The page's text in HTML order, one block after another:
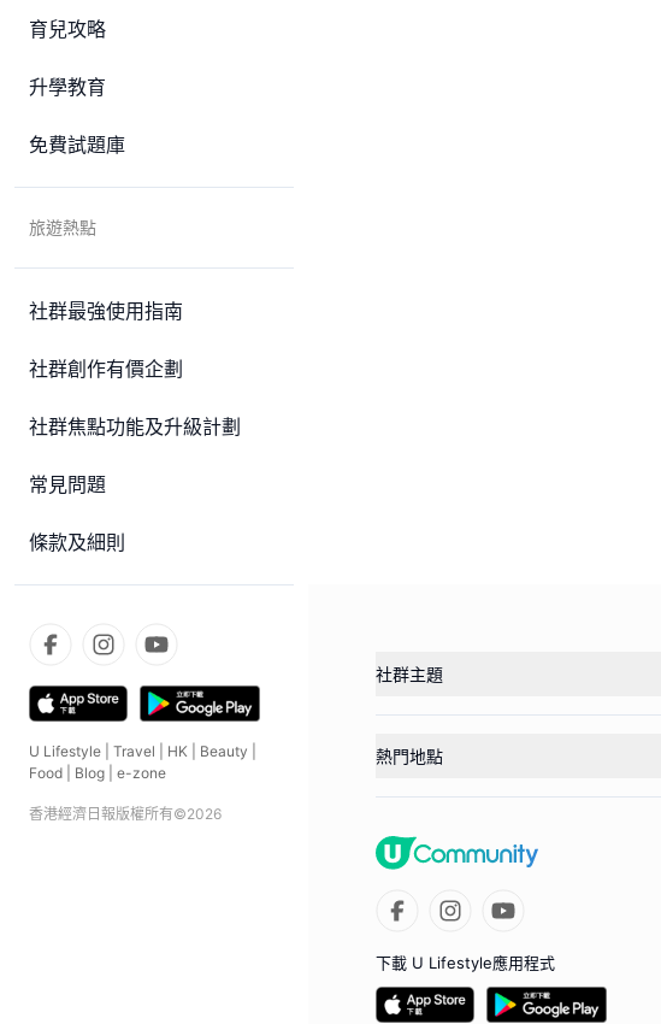
育兒攻略
升學教育
免費試題庫
旅遊熱點
社群最強使用指南
社群創作有價企劃
社群焦點功能及升級計劃
常見問題
條款及細則
U Lifestyle Travel HK Beauty
Food
Blog e-zone
香港經濟日報版權所有©2026
社群主題
熱門地點
下載 U Lifestyle應用程式